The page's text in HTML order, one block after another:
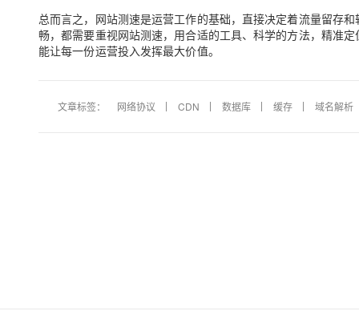
总而言之，网站测速是运营工作的基础，直接决定着流量留存
畅，都需要重视网站测速，用合适的工具、科学的方法，精准
能让每一份运营投入发挥最大价值。
文章标签： 网络协议 CDN 数据库 缓存 域名解析